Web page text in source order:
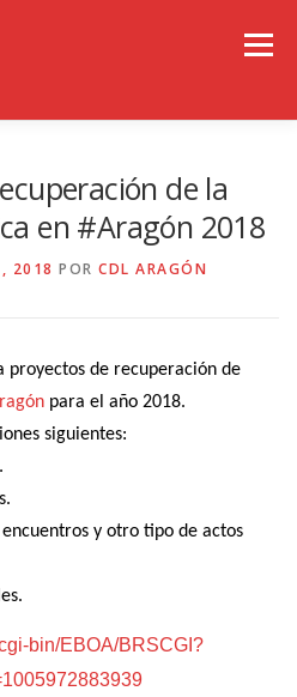
Menú
de la
en #Aragón 2018
2018 POR CDL ARAGÓN
proyectos de recuperación de
para el año 2018.
siguientes:
y otro tipo de actos
bin/EBOA/BRSCGI?